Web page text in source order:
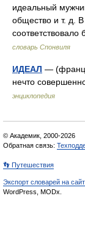
идеальный
общество и т. д.
словарь Спонвиля
ИДЕАЛ —
нечто
энциклопедия
© Академик, 2000-2026
Обратная связь:
👣 Путешествия
Экспорт словарей на
WordPress, MODx.